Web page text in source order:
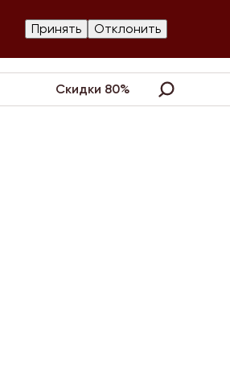
Контакты
Скидки 80%
Принять Отклонить